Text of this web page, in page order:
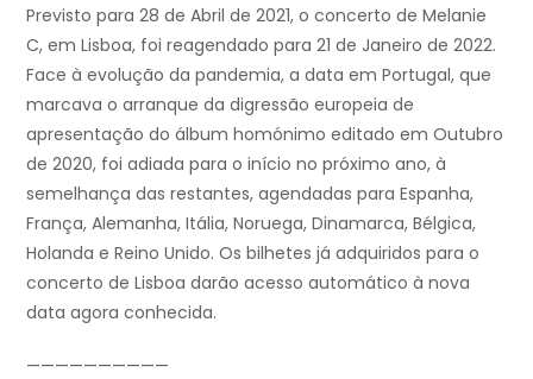
Previsto para 28 de Abril de 2021, o concerto de Melanie
C, em Lisboa, foi reagendado para 21 de Janeiro de 2022.
Face à evolução da pandemia, a data em Portugal, que
marcava o arranque da digressão europeia de
apresentação do álbum homónimo editado em Outubro
de 2020, foi adiada para o início no próximo ano, à
semelhança das restantes, agendadas para Espanha,
França, Alemanha, Itália, Noruega, Dinamarca, Bélgica,
Holanda e Reino Unido. Os bilhetes já adquiridos para o
concerto de Lisboa darão acesso automático à nova
data agora conhecida.
——————————